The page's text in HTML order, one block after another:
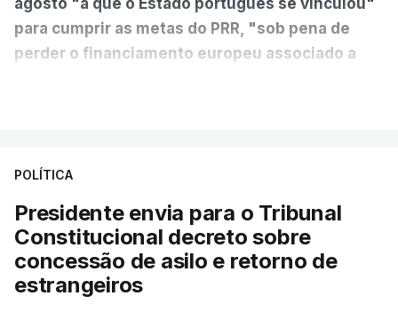
para cumprir as metas do PRR, "sob pena de
perder o financiamento europeu associado a
sistema mais simples, mais justo e transparente".
"Sempre que seja possível reduzir burocracias,
eliminar sobreposições e garantir que os apoios
chegam a quem mais necessita, estaremos a dar
um passo na direção certa", argumenta o
POLÍTICA
Presidente envia para o Tribunal
Constitucional decreto sobre
concessão de asilo e retorno de
estrangeiros